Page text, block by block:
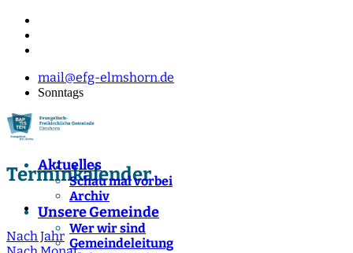
mail@efg-elmshorn.de
Sonntags
Aktuelles
Schau mal vorbei
Archiv
Unsere Gemeinde
Wer wir sind
Gemeindeleitung
Terminkalender
Nach Jahr